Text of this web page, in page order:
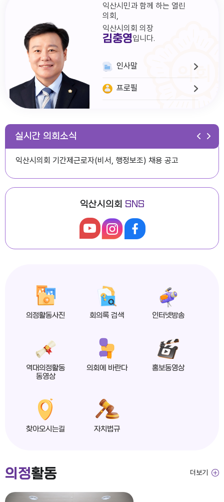
익산시민과 함께 하는 열린
의회,
익산시의회 의장
김충영입니다.
인사말
프로필
실시간 의회소식
다다익산(2026.1월호) 의회편
익산시의회 기간제근로자(비서, 행정보조) 채용 공고
익산시의회, 제279회 임시회 폐회
익산시의회 상임위원회 ‘현장 속으로!’
익산시의회, 제279회 임시회 개회
익산시의회 SNS
의정활동사진 회의록 검색 인터넷방송
역대의정활동
동영상
의회에 바란다 홍보동영상
찾아오시는길 자치법규
의정활동 더보기